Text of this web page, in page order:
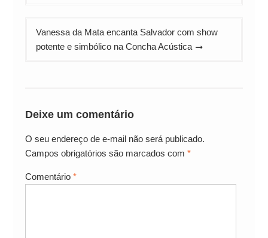
Vanessa da Mata encanta Salvador com show
potente e simbólico na Concha Acústica
Deixe um comentário
O seu endereço de e-mail não será publicado.
Campos obrigatórios são marcados com *
Comentário *